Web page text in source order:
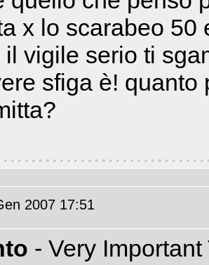
x lo scarabeo 50
vigile serio ti
sfiga è! quanto
2007 17:51
- Very